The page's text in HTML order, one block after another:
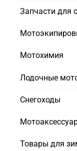
Запчасти для
Мотохимия
Лодочные
Снегоходы
Товары для